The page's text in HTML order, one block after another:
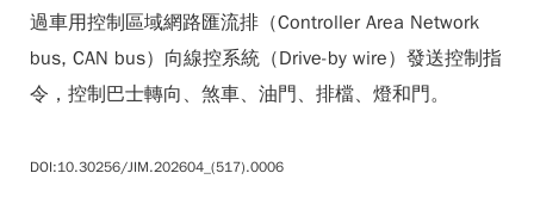
過車用控制區域網路匯流排（Controller Area Network
bus, CAN bus）向線控系統（Drive-by wire）發送控制指
令，控制巴士轉向、煞車、油門、排檔、燈和門。
DOI:10.30256/JIM.202604_(517).0006